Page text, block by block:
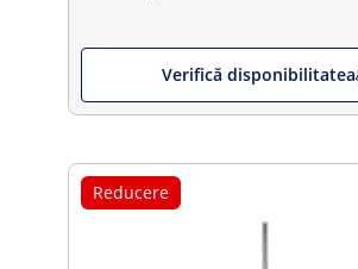
Verifică disponibilitatea
Reducere